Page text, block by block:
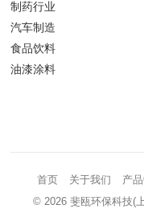
制药行业
汽车制造
食品饮料
油漆涂料
首页 关于我们 产
© 2026斐瓯环保科技(